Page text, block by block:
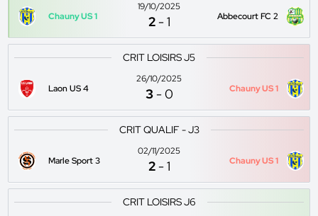
Chauny US 1
19/10/2025
2 -1 Abbecourt FC 2
CRIT LOISIRS J5
Laon US 4
26/10/2025
3 -0 Chauny US 1
CRIT QUALIF - J3
Marle Sport 3
02/11/2025
2 -1 Chauny US 1
CRIT LOISIRS J6